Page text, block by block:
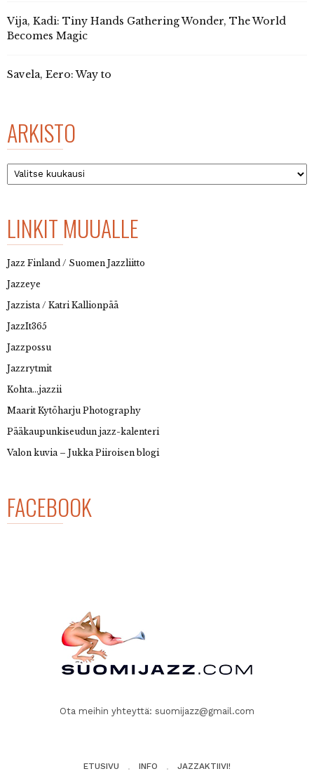
Vija, Kadi: Tiny Hands Gathering Wonder, The World
Becomes Magic
Savela, Eero: Way to
ARKISTO
Arkisto
LINKIT MUUALLE
Jazz Finland / Suomen Jazzliitto
Jazzeye
Jazzista / Katri Kallionpää
JazzIt365
Jazzpossu
Jazzrytmit
Kohta…jazzii
Maarit Kytöharju Photography
Pääkaupunkiseudun jazz-kalenteri
Valon kuvia – Jukka Piiroisen blogi
FACEBOOK
Ota meihin yhteyttä: suomijazz@gmail.com
ETUSIVU INFO JAZZAKTIIVI!